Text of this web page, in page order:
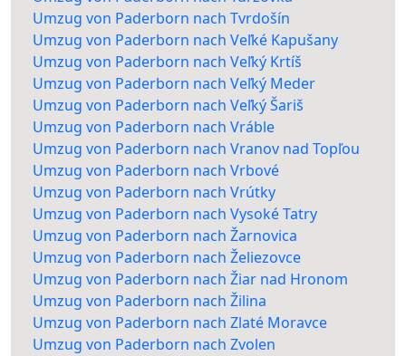
Umzug von Paderborn nach Tvrdošín
Umzug von Paderborn nach Veľké Kapušany
Umzug von Paderborn nach Veľký Krtíš
Umzug von Paderborn nach Veľký Meder
Umzug von Paderborn nach Veľký Šariš
Umzug von Paderborn nach Vráble
Umzug von Paderborn nach Vranov nad Topľou
Umzug von Paderborn nach Vrbové
Umzug von Paderborn nach Vrútky
Umzug von Paderborn nach Vysoké Tatry
Umzug von Paderborn nach Žarnovica
Umzug von Paderborn nach Želiezovce
Umzug von Paderborn nach Žiar nad Hronom
Umzug von Paderborn nach Žilina
Umzug von Paderborn nach Zlaté Moravce
Umzug von Paderborn nach Zvolen